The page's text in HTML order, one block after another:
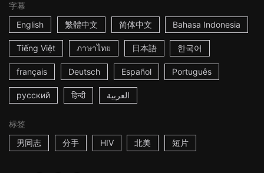
字幕
English
繁體中文 简体中文 Bahasa Indonesia
Tiếng Việt ภาษาไทย 日本語 한국어
français Deutsch Español Português
русский हिन्दी العربية
标签
男同志
分手 HIV 北美 短片